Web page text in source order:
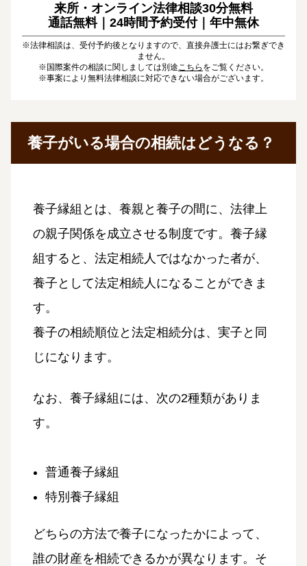
来所・オンライン法律相談30分無料
通話無料｜24時間予約受付｜ 年中無休
※法律相談は、受付予約後となりますので、直接弁護士にはお繋ぎでき
ません。
※国際案件の相談に関しましては別途 こちら をご覧ください。
※事案により無料法律相談に対応できない場合がございます。
養子がいる場合の相続はどうなる？
養子縁組とは、養親と養子の間に、法律上
の親子関係を成立させる制度です。養子縁
組すると、法定相続人ではなかった者が、
養子として法定相続人になることができま
す。
養子の相続順位と法定相続分は、実子と同
じになります。
なお、養子縁組には、次の2種類がありま
す。
普通養子縁組
特別養子縁組
どちらの方法で養子になったかによって、
誰の財産を相続できるかが異なります。そ